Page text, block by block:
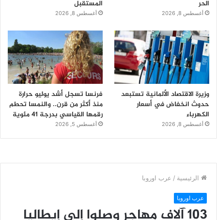
الحر
أغسطس 8, 2026
المستقبل
أغسطس 8, 2026
وزيرة الاقتصاد الألمانية تستبعد
حدوث انخفاض في أسعار
الكهرباء
أغسطس 8, 2026
فرنسا تسجل أشد يوليو حرارة
منذ أكثر من قرن.. والنمسا تحطم
رقمها القياسي بدرجة 41 مئوية
أغسطس 5, 2026